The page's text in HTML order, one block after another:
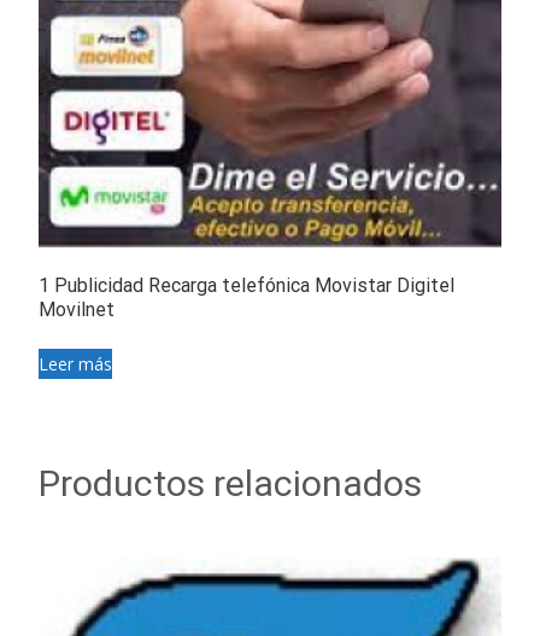
1 Publicidad Recarga telefónica Movistar Digitel
Movilnet
Leer más
Productos relacionados